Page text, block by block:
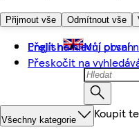
Přijmout vše Odmítnout vše
Přejít na hlavní obsah
Přeskočit na
English Můj první
Všechny kategorie Koupit